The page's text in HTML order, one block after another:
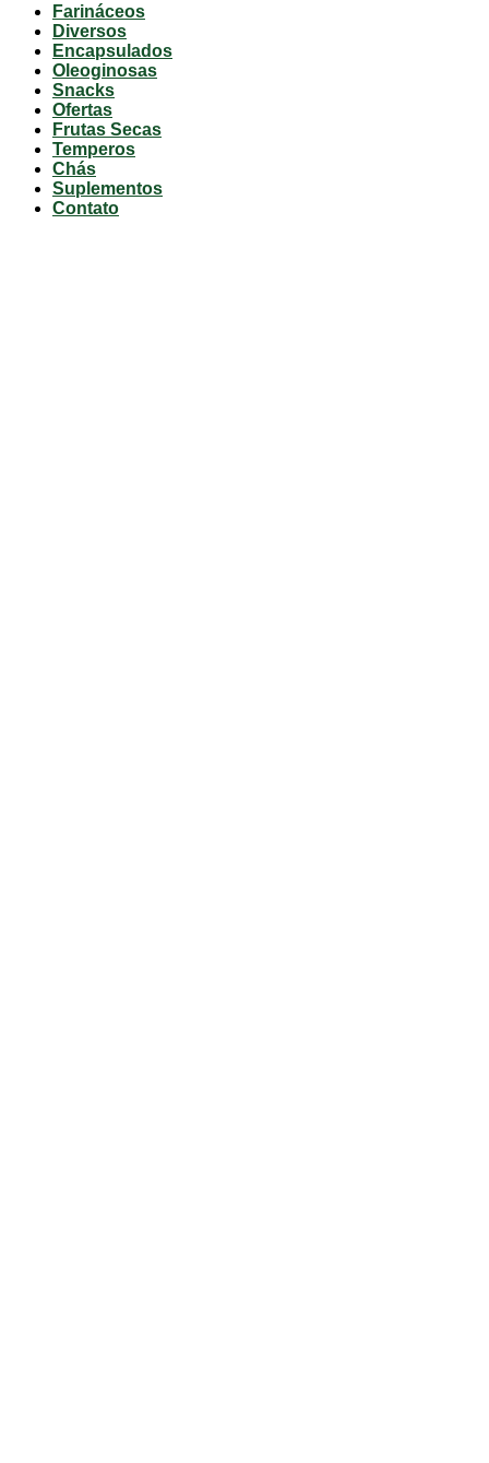
Farináceos
Diversos
Encapsulados
Oleoginosas
Snacks
Ofertas
Frutas Secas
Temperos
Chás
Suplementos
Contato